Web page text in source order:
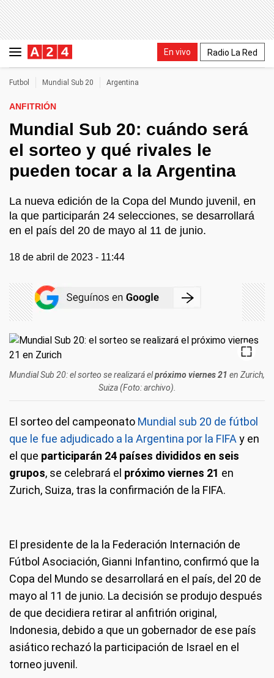
En vivo Radio La Red
Futbol Mundial Sub 20 Argentina
ANFITRIÓN
Mundial Sub 20: cuándo será
el sorteo y qué rivales le
pueden tocar a la Argentina
La nueva edición de la Copa del Mundo juvenil, en
la que participarán 24 selecciones, se desarrollará
en el país del 20 de mayo al 11 de junio.
18 de abril de 2023 - 11:44
Mundial Sub 20: el sorteo se realizará elpróximo viernes 21 en Zurich,
Suiza (Foto: archivo).
El sorteo del campeonato Mundial sub 20 de fútbol
que le fue adjudicado a la Argentina por la FIFA y en
el que participarán 24 países divididos en seis
grupos, se celebrará el próximo viernes 21 en
Zurich, Suiza, tras la confirmación de la FIFA.
El presidente de la la Federación Internación de
Fútbol Asociación, Gianni Infantino, confirmó que la
Copa del Mundo se desarrollará en el país, del 20 de
mayo al 11 de junio. La decisión se produjo después
de que decidiera retirar al anfitrión original,
Indonesia, debido a que un gobernador de ese país
asiático rechazó la participación de Israel en el
torneo juvenil.